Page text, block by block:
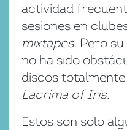
actividad
sesiones en
mixtapes. Pero
no ha sido
discos
Lacrima of Iris.
Estos son solo